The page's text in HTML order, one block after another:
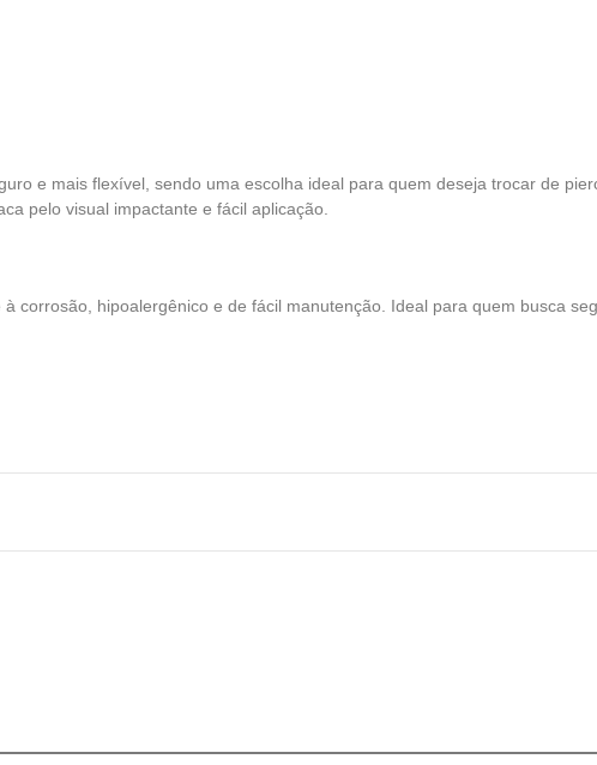
e mais flexível, sendo uma escolha ideal para quem deseja trocar de
pelo visual impactante e fácil aplicação.
corrosão, hipoalergênico e de fácil manutenção. Ideal para quem busca